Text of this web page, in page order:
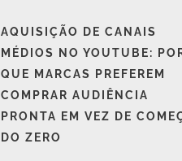
AQUISIÇÃO DE CANAIS
MÉDIOS NO YOUTUBE:
QUE MARCAS PREFEREM
COMPRAR AUDIÊNCIA
PRONTA EM VEZ DE
DO ZERO